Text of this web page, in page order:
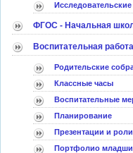
ФГОС - Начальная
Воспитательная работа
Родительские
Классные часы
Воспитательные
Планирование
Презентации и
Портфолио